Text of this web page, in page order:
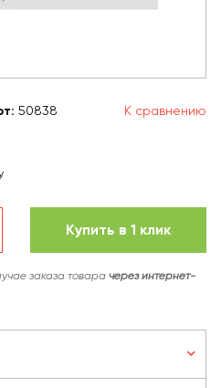
: 50838 К сравнению
Купить в 1 клик
заказа товара через интернет-